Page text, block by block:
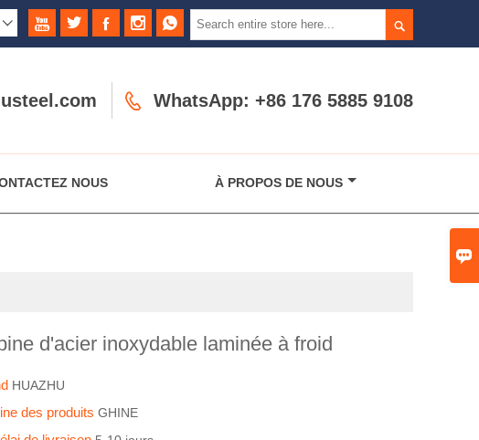


    

 WhatsApp: +86 176 5885 9108
NOUS À PROPOS DE NOUS
d'acier inoxydable laminée à froid
HUAZHU
des produitsGHINE